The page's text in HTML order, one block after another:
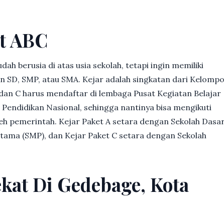
ABC
berusia di atas usia sekolah, tetapi ingin memiliki
SMP, atau SMA. Kejar adalah singkatan dari
C harus mendaftar di lembaga Pusat Kegiatan Belajar
Nasional, sehingga nantinya bisa mengikuti
pemerintah. Kejar Paket A setara dengan Sekolah
(SMP), dan Kejar Paket C setara dengan Sekolah
Di Gedebage, Kota